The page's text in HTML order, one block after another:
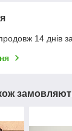
14 днів